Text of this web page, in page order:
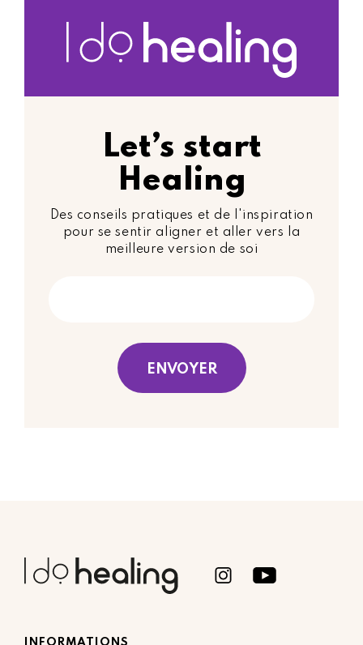
Let’s start
Healing
Des conseils pratiques et de l'inspiration
pour se sentir aligner et aller vers la
meilleure version de soi
INFORMATIONS